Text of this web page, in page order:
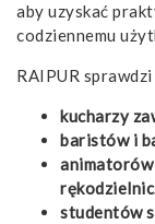
aby uzyskać
codziennemu
RAIPUR
kucharzy
baristów i
studentów